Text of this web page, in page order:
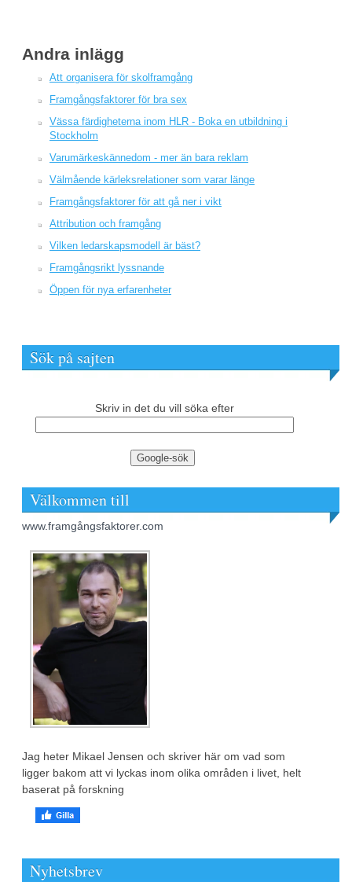
Andra inlägg
Att organisera för skolframgång
Framgångsfaktorer för bra sex
Vässa färdigheterna inom HLR - Boka en utbildning i
Stockholm
Varumärkeskännedom - mer än bara reklam
Välmående kärleksrelationer som varar länge
Framgångsfaktorer för att gå ner i vikt
Attribution och framgång
Vilken ledarskapsmodell är bäst?
Framgångsrikt lyssnande
Öppen för nya erfarenheter
Sök på sajten
Skriv in det du vill söka efter
Välkommen till
www.framgångsfaktorer.com
Jag heter Mikael Jensen och skriver här om vad som
ligger bakom att vi lyckas inom olika områden i livet, helt
baserat på forskning
Nyhetsbrev